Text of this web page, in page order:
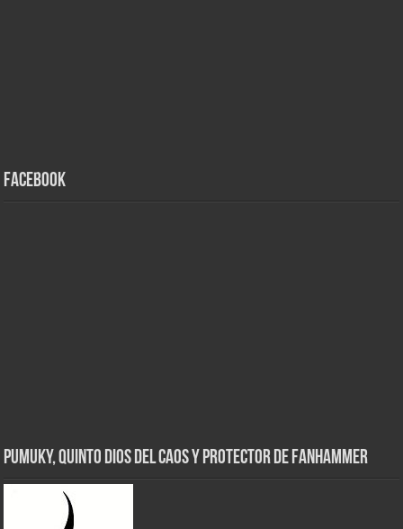
Facebook
Pumuky, Quinto Dios del Caos y Protector de FanHammer